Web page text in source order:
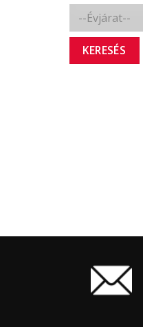
KERESÉS